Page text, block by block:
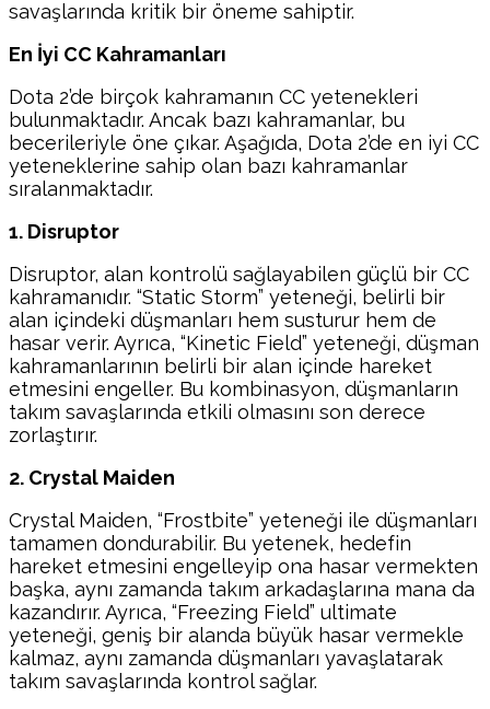
savaşlarında kritik bir öneme sahiptir.
En İyi CC Kahramanları
Dota 2’de birçok kahramanın CC yetenekleri
bulunmaktadır. Ancak bazı kahramanlar, bu
becerileriyle öne çıkar. Aşağıda, Dota 2’de en iyi CC
yeteneklerine sahip olan bazı kahramanlar
sıralanmaktadır.
1. Disruptor
Disruptor, alan kontrolü sağlayabilen güçlü bir CC
kahramanıdır. “Static Storm” yeteneği, belirli bir
alan içindeki düşmanları hem susturur hem de
hasar verir. Ayrıca, “Kinetic Field” yeteneği, düşman
kahramanlarının belirli bir alan içinde hareket
etmesini engeller. Bu kombinasyon, düşmanların
takım savaşlarında etkili olmasını son derece
zorlaştırır.
2. Crystal Maiden
Crystal Maiden, “Frostbite” yeteneği ile düşmanları
tamamen dondurabilir. Bu yetenek, hedefin
hareket etmesini engelleyip ona hasar vermekten
başka, aynı zamanda takım arkadaşlarına mana da
kazandırır. Ayrıca, “Freezing Field” ultimate
yeteneği, geniş bir alanda büyük hasar vermekle
kalmaz, aynı zamanda düşmanları yavaşlatarak
takım savaşlarında kontrol sağlar.